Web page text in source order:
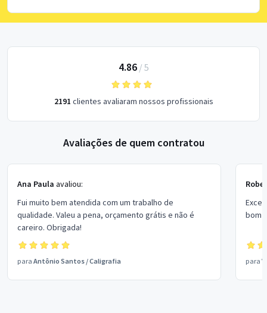
4.86/ 5
2191 clientes avaliaram nossos profissionais
Avaliações de quem contratou
Ana Paula avaliou:
Fui muito bem atendida com um trabalho de
qualidade. Valeu a pena, orçamento grátis e não é
careiro. Obrigada!
para Antônio Santos /Caligrafia
bom
para